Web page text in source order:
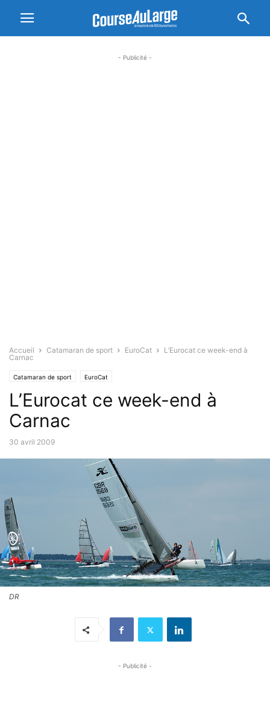
- Publicité -
Accueil Catamaran de sport EuroCat
L’Eurocat ce week-end à
Carnac
Catamaran de sport EuroCat
L’Eurocat ce week-end à
Carnac
30 avril 2009
DR
- Publicité -